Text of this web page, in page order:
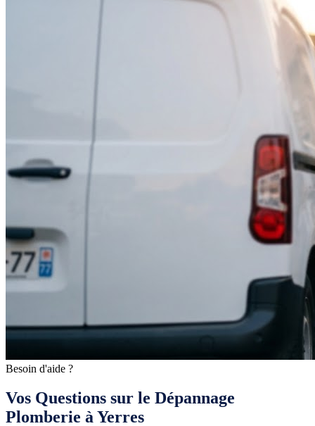
Besoin d'aide ?
Vos Questions sur le Dépannage
Plomberie à Yerres